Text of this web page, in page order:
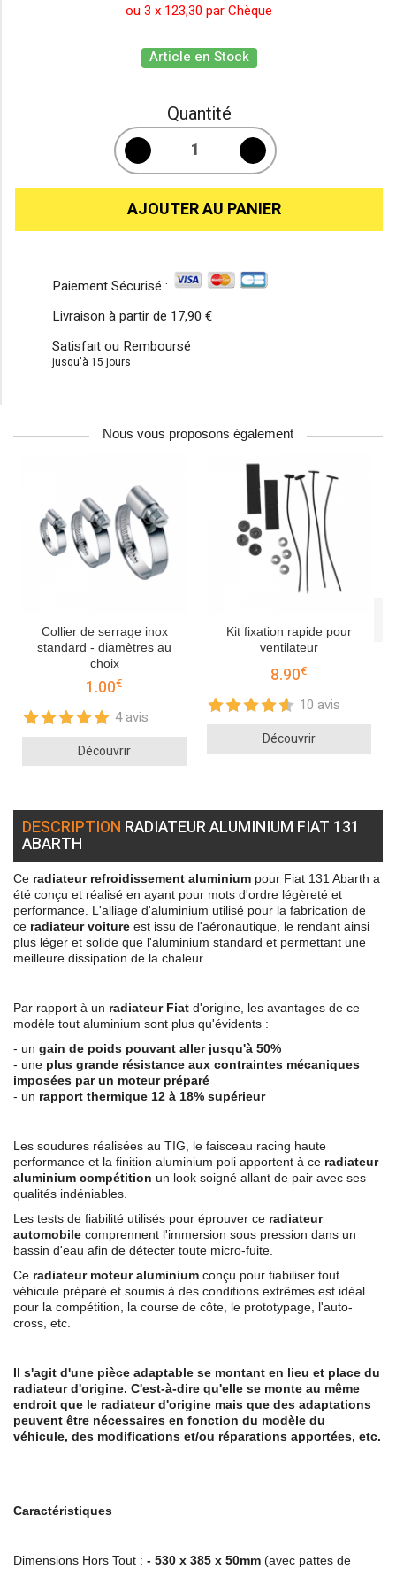
ou 3 x 123,30 par Chèque
Article en Stock
Quantité
AJOUTER AU PANIER
Paiement Sécurisé :
Livraison à partir de 17,90 €
Satisfait ou Remboursé
jusqu'à 15 jours
Nous vous proposons également
Collier de serrage inox
standard - diamètres au
choix
1.00€
4 avis
Découvrir
Kit fixation rapide pour
ventilateur
8.90€
10 avis
Découvrir
DESCRIPTION RADIATEUR ALUMINIUM FIAT 131
ABARTH
Ce radiateur refroidissement aluminium pour Fiat 131 Abarth a
été conçu et réalisé en ayant pour mots d'ordre légèreté et
performance. L'alliage d'aluminium utilisé pour la fabrication de
ce radiateur voiture est issu de l'aéronautique, le rendant ainsi
plus léger et solide que l'aluminium standard et permettant une
meilleure dissipation de la chaleur.
Par rapport à un radiateur Fiat d'origine, les avantages de ce
modèle tout aluminium sont plus qu'évidents :
- un gain de poids pouvant aller jusqu'à 50%
- une plus grande résistance aux contraintes mécaniques
imposées par un moteur préparé
- un rapport thermique 12 à 18% supérieur
Les soudures réalisées au TIG, le faisceau racing haute
performance et la finition aluminium poli apportent à ce radiateur
aluminium compétition un look soigné allant de pair avec ses
qualités indéniables.
Les tests de fiabilité utilisés pour éprouver ce radiateur
automobile comprennent l'immersion sous pression dans un
bassin d'eau afin de détecter toute micro-fuite.
Ce radiateur moteur aluminium conçu pour fiabiliser tout
véhicule préparé et soumis à des conditions extrêmes est idéal
pour la compétition, la course de côte, le prototypage, l'auto-
cross, etc.
Il s'agit d'une pièce adaptable se montant en lieu et place du
radiateur d'origine. C'est-à-dire qu'elle se monte au même
endroit que le radiateur d'origine mais que des adaptations
peuvent être nécessaires en fonction du modèle du
véhicule, des modifications et/ou réparations apportées, etc.
Caractéristiques
Dimensions Hors Tout : - 530 x 385 x 50mm (avec pattes de